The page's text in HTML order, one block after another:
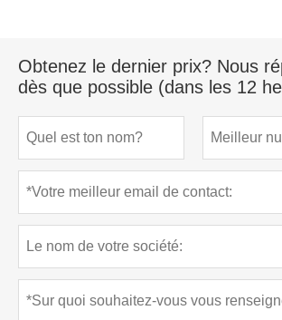
Obtenez le dernier prix? Nous
dès que possible (dans les 12